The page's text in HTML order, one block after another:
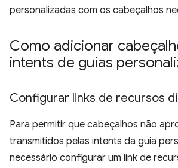
personalizadas com os cabeçalhos
Como adicionar
intents de guias
Configurar links de recursos
Para permitir que cabeçalhos não
transmitidos pelas intents da guia
necessário configurar um link de